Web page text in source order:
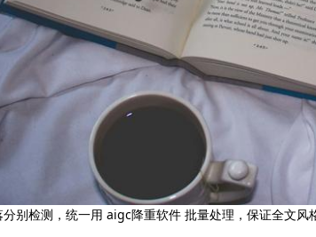
别检测，统一用 aigc降重软件 批量处理，保证全文风